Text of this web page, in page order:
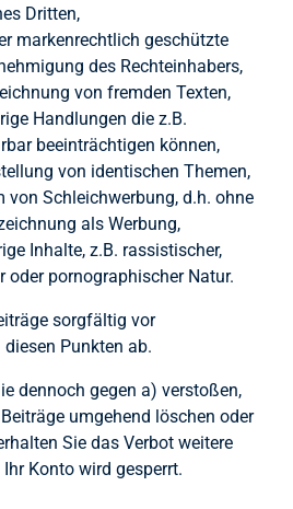
Dritten,
markenrechtlich geschützte
des Rechteinhabers,
von fremden Texten,
Handlungen die z.B.
beeinträchtigen können,
von identischen Themen,
von Schleichwerbung, d.h. ohne
als Werbung,
Inhalte, z.B. rassistischer,
oder pornographischer Natur.
sorgfältig vor
Punkten ab.
dennoch gegen a) verstoßen,
umgehend löschen oder
Sie das Verbot weitere
Konto wird gesperrt.